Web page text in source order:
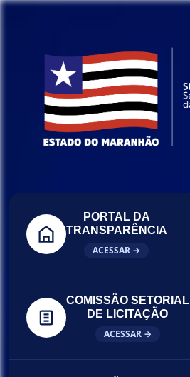
PORTAL DA
TRANSPARÊNCIA
ACESSAR →
COMISSÃO SETORIAL
DE LICITAÇÃO
ACESSAR →